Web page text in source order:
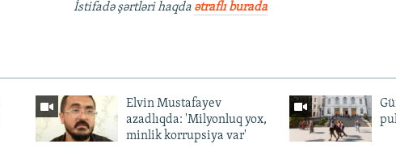
İstifadə şərtləri haqda ətraflı burada
Elvin Mustafayev
azadlıqda: 'Milyonluq yox,
minlik korrupsiya var'